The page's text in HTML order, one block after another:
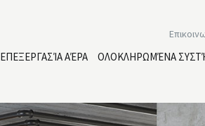
ΕΠΕΞΕΡΓΑΣΊΑ ΑΈΡΑ ΟΛΟΚΛΗΡΩΜΈΝΑ